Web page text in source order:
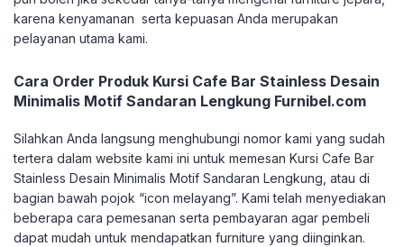
karena kenyamanan serta kepuasan Anda merupakan
pelayanan utama kami.
Cara Order Produk Kursi Cafe Bar Stainless Desain
Minimalis Motif Sandaran Lengkung Furnibel.com
Silahkan Anda langsung menghubungi nomor kami yang sudah
tertera dalam website kami ini untuk memesan Kursi Cafe Bar
Stainless Desain Minimalis Motif Sandaran Lengkung, atau di
bagian bawah pojok “icon melayang”. Kami telah menyediakan
beberapa cara pemesanan serta pembayaran agar pembeli
dapat mudah untuk mendapatkan furniture yang diinginkan.